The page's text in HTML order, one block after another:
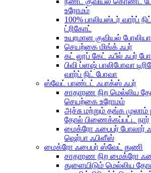
உரோமம்
100% பாலியஸ்டர் வார்ப்
ட்ரிகோட்
உயரமான குவியல்
செயற்கை மிங்க் ஃபர்
கட் லூப் கேட் ஃபீல் ஃபர்
பிவி ப்ளஷ் பாலிபோவா
வார்ப் நிட் போவா
ஸ்வேட் பாண்டட் ஃபாக்ஸ் ஃபர்
சாதாரண நிற மெல்லிய
செயற்கை உரோமம்
அச்சு மற்றும் தங்க முலாம்
தோல் பிணைக்கப்பட்ட நார்
மைக்ரோ ஃபைபர் போலார்
ஷெர்பா ஃபிளீஸ்
மைக்ரோ ஃபைபர் ஸ்வேட் துணி
சாதாரண நிற மைக்ரோ
துளையிடும் மெல்லிய